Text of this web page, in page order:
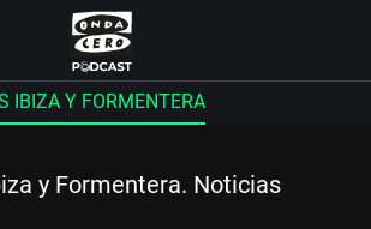
IBIZA Y FORMENTERA
y Formentera. Noticias